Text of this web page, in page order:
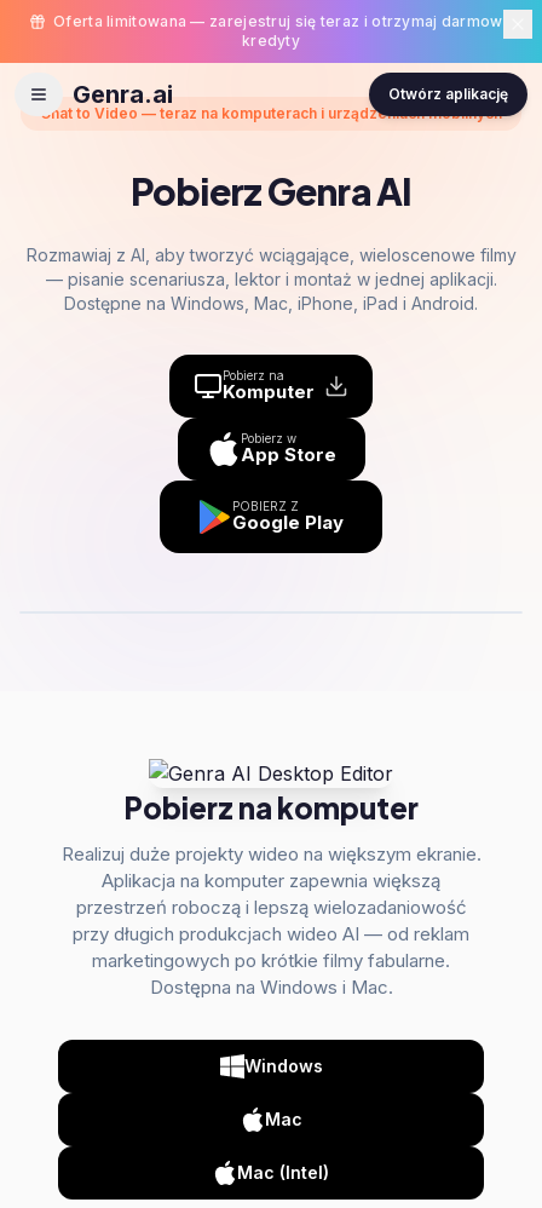
Oferta limitowana — zarejestruj się teraz i otrzymaj darmowe
kredyty
Genra.ai
Otwórz aplikację
Chat to Video — teraz na komputerach i urządzeniach mobilnych
Pobierz Genra AI
Rozmawiaj z AI, aby tworzyć wciągające, wieloscenowe filmy
— pisanie scenariusza, lektor i montaż w jednej aplikacji.
Dostępne na Windows, Mac, iPhone, iPad i Android.
Pobierz na
Komputer
Pobierz w
App Store
POBIERZ Z
Google Play
Pobierz na komputer
Realizuj duże projekty wideo na większym ekranie.
Aplikacja na komputer zapewnia większą
przestrzeń roboczą i lepszą wielozadaniowość
przy długich produkcjach wideo AI — od reklam
marketingowych po krótkie filmy fabularne.
Dostępna na Windows i Mac.
Windows
Mac
Mac (Intel)